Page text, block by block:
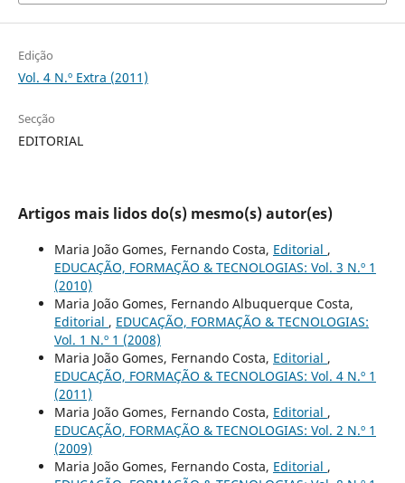
Edição
Vol. 4 N.º Extra (2011)
Secção
EDITORIAL
Artigos mais lidos do(s) mesmo(s) autor(es)
Maria João Gomes, Fernando Costa, Editorial ,
EDUCAÇÃO, FORMAÇÃO & TECNOLOGIAS: Vol. 3 N.º 1
(2010)
Maria João Gomes, Fernando Albuquerque Costa,
Editorial , EDUCAÇÃO, FORMAÇÃO & TECNOLOGIAS:
Vol. 1 N.º 1 (2008)
Maria João Gomes, Fernando Costa, Editorial ,
EDUCAÇÃO, FORMAÇÃO & TECNOLOGIAS: Vol. 4 N.º 1
(2011)
Maria João Gomes, Fernando Costa, Editorial ,
EDUCAÇÃO, FORMAÇÃO & TECNOLOGIAS: Vol. 2 N.º 1
(2009)
Maria João Gomes, Fernando Costa, Editorial ,